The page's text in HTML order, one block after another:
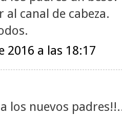
al canal de cabeza.
2016 a las 18:17
los nuevos